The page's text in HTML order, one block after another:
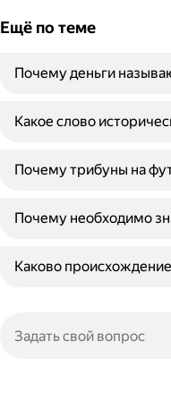
Ещё по теме
Почему деньги
Какое слово
Почему трибуны на
Почему необходимо
Каково